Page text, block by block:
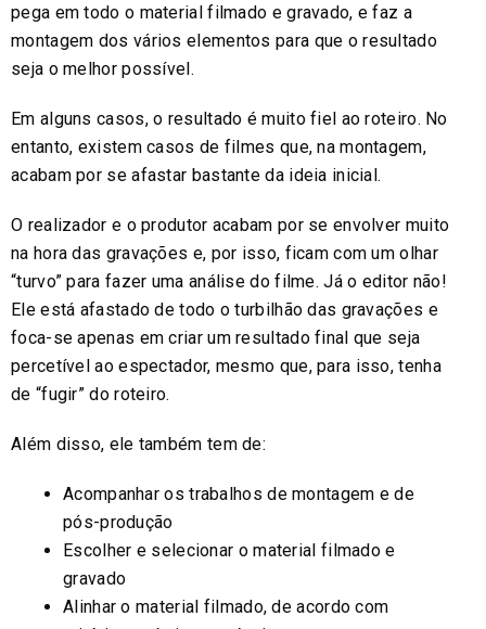
pega em todo o material filmado e gravado, e faz a
montagem dos vários elementos para que o resultado
seja o melhor possível.
Em alguns casos, o resultado é muito fiel ao roteiro. No
entanto, existem casos de filmes que, na montagem,
acabam por se afastar bastante da ideia inicial.
O realizador e o produtor acabam por se envolver muito
na hora das gravações e, por isso, ficam com um olhar
“turvo” para fazer uma análise do filme. Já o editor não!
Ele está afastado de todo o turbilhão das gravações e
foca-se apenas em criar um resultado final que seja
percetível ao espectador, mesmo que, para isso, tenha
de “fugir” do roteiro.
Além disso, ele também tem de:
Acompanhar os trabalhos de montagem e de
pós-produção
Escolher e selecionar o material filmado e
gravado
Alinhar o material filmado, de acordo com